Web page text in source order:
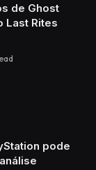
de Ghost
Last Rites
pode